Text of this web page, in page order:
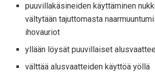
puuvillakäsineiden käyttäminen
vältytään tajuttomasta
ihovauriot
yllään löysät puuvillaiset
välttää alusvaatteiden käyttöä yöllä